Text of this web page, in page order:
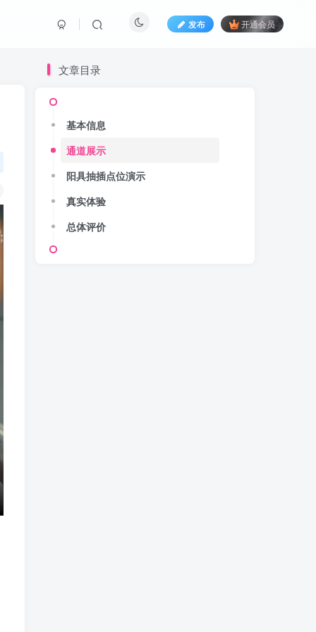
发布 开通会员
文章目录
基本信息
通道展示
阳具抽插点位演示
真实体验
总体评价